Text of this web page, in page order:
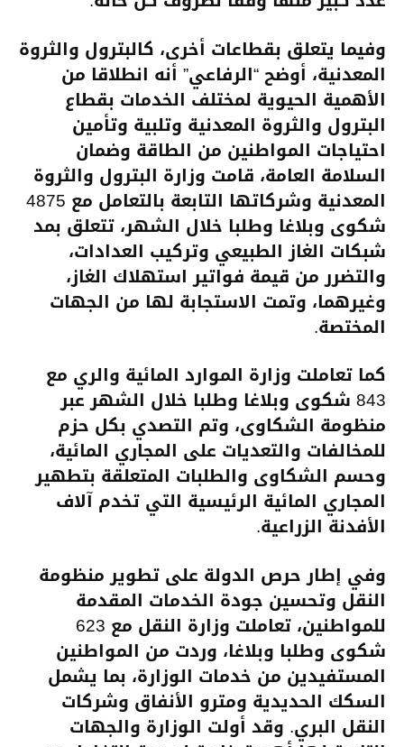
وفيما يتعلق بقطاعات أخرى، كالبترول والثروة
المعدنية، أوضح “الرفاعي” أنه انطلاقا من
الأهمية الحيوية لمختلف الخدمات بقطاع
البترول والثروة المعدنية وتلبية وتأمين
احتياجات المواطنين من الطاقة وضمان
السلامة العامة، قامت وزارة البترول والثروة
المعدنية وشركاتها التابعة بالتعامل مع 4875
شكوى وبلاغا وطلبا خلال الشهر، تتعلق بمد
شبكات الغاز الطبيعي وتركيب العدادات،
والتضرر من قيمة فواتير استهلاك الغاز،
وغيرهما، وتمت الاستجابة لها من الجهات
المختصة.
كما تعاملت وزارة الموارد المائية والري مع
843 شكوى وبلاغا وطلبا خلال الشهر عبر
منظومة الشكاوى، وتم التصدي بكل حزم
للمخالفات والتعديات على المجاري المائية،
وحسم الشكاوى والطلبات المتعلقة بتطهير
المجاري المائية الرئيسية التي تخدم آلاف
الأفدنة الزراعية.
وفي إطار حرص الدولة على تطوير منظومة
النقل وتحسين جودة الخدمات المقدمة
للمواطنين، تعاملت وزارة النقل مع 623
شكوى وطلبا وبلاغا، وردت من المواطنين
المستفيدين من خدمات الوزارة، بما يشمل
السكك الحديدية ومترو الأنفاق وشركات
النقل البري. وقد أولت الوزارة والجهات